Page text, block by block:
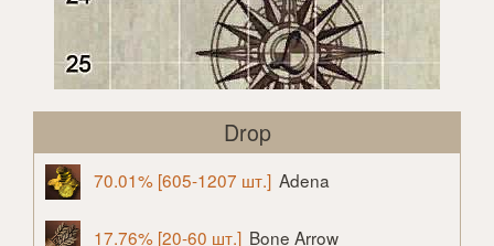
Drop
70.01% [605-1207 шт.] Adena
17.76% [20-60 шт.] Bone Arrow